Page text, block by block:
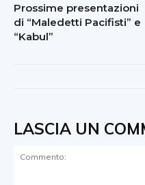
Prossime presentazioni
di “Maledetti Pacifisti” e
“Kabul”
LASCIA UN